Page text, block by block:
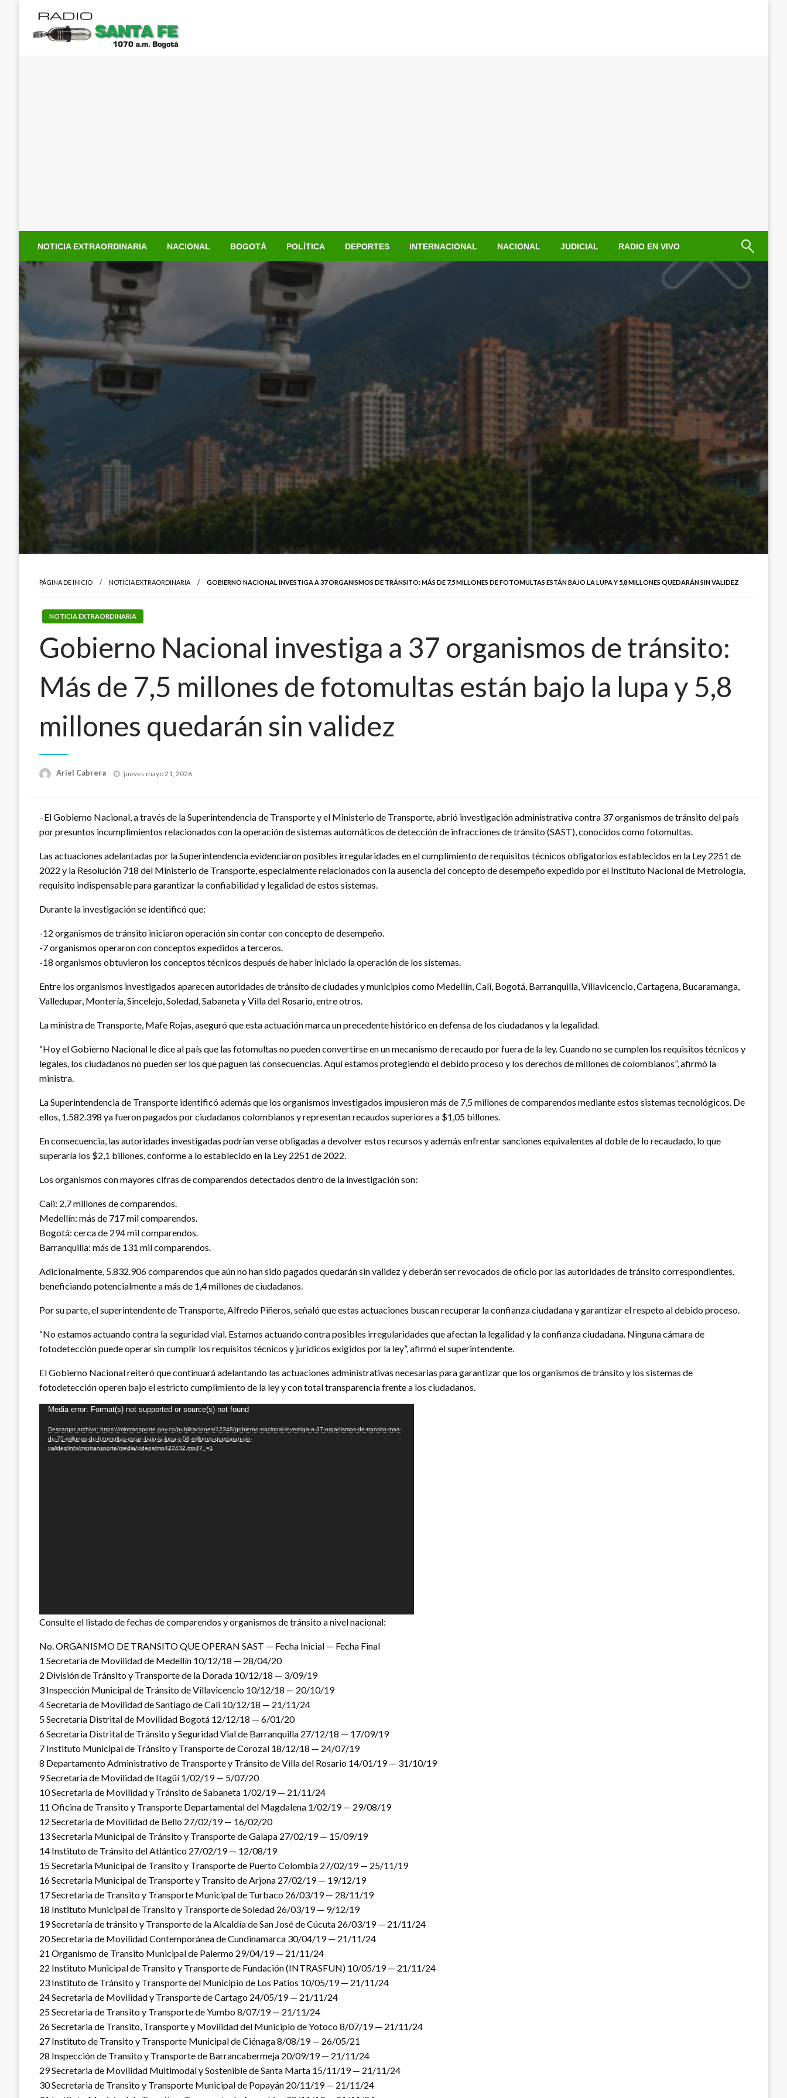
contenido
NOTICIA EXTRAORDINARIA NACIONAL BOGOTÁ POLÍTICA DEPORTES INTERNACIONAL NACIONAL JUDICIAL RADIO EN VIVO
PÁGINA DE INICIO NOTICIA EXTRAORDINARIA GOBIERNO NACIONAL INVESTIGA A 37 ORGANISMOS DE TRÁNSITO: MÁS DE 7,5 MILLONES DE FOTOMULTAS ESTÁN BAJO LA LUPA Y 5,8 MILLONES QUEDARÁN SIN VALIDEZ
NOTICIA EXTRAORDINARIA
Gobierno Nacional investiga a 37 organismos de tránsito:
Más de 7,5 millones de fotomultas están bajo la lupa y 5,8
millones quedarán sin validez
Ariel Cabrera
Publicado
jueves mayo 21, 2026
–El Gobierno Nacional, a través de la Superintendencia de Transporte y el Ministerio de Transporte, abrió investigación administrativa contra 37 organismos de tránsito del país
por presuntos incumplimientos relacionados con la operación de sistemas automáticos de detección de infracciones de tránsito (SAST), conocidos como fotomultas.
Las actuaciones adelantadas por la Superintendencia evidenciaron posibles irregularidades en el cumplimiento de requisitos técnicos obligatorios establecidos en la Ley 2251 de
2022 y la Resolución 718 del Ministerio de Transporte, especialmente relacionados con la ausencia del concepto de desempeño expedido por el Instituto Nacional de Metrología,
requisito indispensable para garantizar la confiabilidad y legalidad de estos sistemas.
Durante la investigación se identificó que:
-12 organismos de tránsito iniciaron operación sin contar con concepto de desempeño.
-7 organismos operaron con conceptos expedidos a terceros.
-18 organismos obtuvieron los conceptos técnicos después de haber iniciado la operación de los sistemas.
Entre los organismos investigados aparecen autoridades de tránsito de ciudades y municipios como Medellín, Cali, Bogotá, Barranquilla, Villavicencio, Cartagena, Bucaramanga,
Valledupar, Montería, Sincelejo, Soledad, Sabaneta y Villa del Rosario, entre otros.
La ministra de Transporte, Mafe Rojas, aseguró que esta actuación marca un precedente histórico en defensa de los ciudadanos y la legalidad.
“Hoy el Gobierno Nacional le dice al país que las fotomultas no pueden convertirse en un mecanismo de recaudo por fuera de la ley. Cuando no se cumplen los requisitos técnicos y
legales, los ciudadanos no pueden ser los que paguen las consecuencias. Aquí estamos protegiendo el debido proceso y los derechos de millones de colombianos”, afirmó la
ministra.
La Superintendencia de Transporte identificó además que los organismos investigados impusieron más de 7,5 millones de comparendos mediante estos sistemas tecnológicos. De
ellos, 1.582.398 ya fueron pagados por ciudadanos colombianos y representan recaudos superiores a $1,05 billones.
En consecuencia, las autoridades investigadas podrían verse obligadas a devolver estos recursos y además enfrentar sanciones equivalentes al doble de lo recaudado, lo que
superaría los $2,1 billones, conforme a lo establecido en la Ley 2251 de 2022.
Los organismos con mayores cifras de comparendos detectados dentro de la investigación son:
Cali: 2,7 millones de comparendos.
Medellín: más de 717 mil comparendos.
Bogotá: cerca de 294 mil comparendos.
Barranquilla: más de 131 mil comparendos.
Adicionalmente, 5.832.906 comparendos que aún no han sido pagados quedarán sin validez y deberán ser revocados de oficio por las autoridades de tránsito correspondientes,
beneficiando potencialmente a más de 1,4 millones de ciudadanos.
Por su parte, el superintendente de Transporte, Alfredo Piñeros, señaló que estas actuaciones buscan recuperar la confianza ciudadana y garantizar el respeto al debido proceso.
“No estamos actuando contra la seguridad vial. Estamos actuando contra posibles irregularidades que afectan la legalidad y la confianza ciudadana. Ninguna cámara de
fotodetección puede operar sin cumplir los requisitos técnicos y jurídicos exigidos por la ley”, afirmó el superintendente.
El Gobierno Nacional reiteró que continuará adelantando las actuaciones administrativas necesarias para garantizar que los organismos de tránsito y los sistemas de
fotodetección operen bajo el estricto cumplimiento de la ley y con total transparencia frente a los ciudadanos.
Reproductor
de
vídeo
Media error: Format(s) not supported or source(s) not found
Descargar archivo: https://mintransporte.gov.co/publicaciones/12348/gobierno-nacional-investiga-a-37-organismos-de-transito-mas-
de-75-millones-de-fotomultas-estan-bajo-la-lupa-y-58-millones-quedaran-sin-
validez/info/mintransporte/media/videos/mp422432.mp4?_=1
Consulte el listado de fechas de comparendos y organismos de tránsito a nivel nacional:
No. ORGANISMO DE TRANSITO QUE OPERAN SAST — Fecha Inicial — Fecha Final
1 Secretaria de Movilidad de Medellín 10/12/18 — 28/04/20
2 División de Tránsito y Transporte de la Dorada 10/12/18 — 3/09/19
3 Inspección Municipal de Tránsito de Villavicencio 10/12/18 — 20/10/19
4 Secretaria de Movilidad de Santiago de Cali 10/12/18 — 21/11/24
5 Secretaria Distrital de Movilidad Bogotá 12/12/18 — 6/01/20
6 Secretaria Distrital de Tránsito y Seguridad Vial de Barranquilla 27/12/18 — 17/09/19
7 Instituto Municipal de Tránsito y Transporte de Corozal 18/12/18 — 24/07/19
8 Departamento Administrativo de Transporte y Tránsito de Villa del Rosario 14/01/19 — 31/10/19
9 Secretaria de Movilidad de Itagüí 1/02/19 — 5/07/20
10 Secretaria de Movilidad y Tránsito de Sabaneta 1/02/19 — 21/11/24
11 Oficina de Transito y Transporte Departamental del Magdalena 1/02/19 — 29/08/19
12 Secretaria de Movilidad de Bello 27/02/19 — 16/02/20
13 Secretaria Municipal de Tránsito y Transporte de Galapa 27/02/19 — 15/09/19
14 Instituto de Tránsito del Atlántico 27/02/19 — 12/08/19
15 Secretaria Municipal de Transito y Transporte de Puerto Colombia 27/02/19 — 25/11/19
16 Secretaria Municipal de Transporte y Transito de Arjona 27/02/19 — 19/12/19
17 Secretaria de Transito y Transporte Municipal de Turbaco 26/03/19 — 28/11/19
18 Instituto Municipal de Transito y Transporte de Soledad 26/03/19 — 9/12/19
19 Secretaría de tránsito y Transporte de la Alcaldía de San José de Cúcuta 26/03/19 — 21/11/24
20 Secretaria de Movilidad Contemporánea de Cundinamarca 30/04/19 — 21/11/24
21 Organismo de Transito Municipal de Palermo 29/04/19 — 21/11/24
22 Instituto Municipal de Transito y Transporte de Fundación (INTRASFUN) 10/05/19 — 21/11/24
23 Instituto de Tránsito y Transporte del Municipio de Los Patios 10/05/19 — 21/11/24
24 Secretaria de Movilidad y Transporte de Cartago 24/05/19 — 21/11/24
25 Secretaria de Transito y Transporte de Yumbo 8/07/19 — 21/11/24
26 Secretaria de Transito, Transporte y Movilidad del Municipio de Yotoco 8/07/19 — 21/11/24
27 Instituto de Transito y Transporte Municipal de Ciénaga 8/08/19 — 26/05/21
28 Inspección de Transito y Transporte de Barrancabermeja 20/09/19 — 21/11/24
29 Secretaria de Movilidad Multimodal y Sostenible de Santa Marta 15/11/19 — 21/11/24
30 Secretaria de Transito y Transporte Municipal de Popayán 20/11/19 — 21/11/24